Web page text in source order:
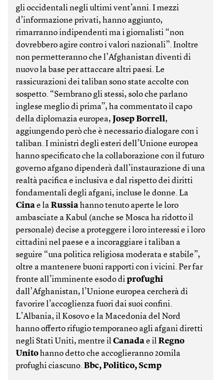
gli occidentali negli ultimi vent’anni. I mezzi
d’informazione privati, hanno aggiunto,
rimarranno indipendenti ma i giornalisti “non
dovrebbero agire contro i valori nazionali”. Inoltre
non permetteranno che l’Afghanistan diventi di
nuovo la base per attaccare altri paesi. Le
rassicurazioni dei taliban sono state accolte con
sospetto. “Sembrano gli stessi, solo che parlano
inglese meglio di prima”, ha commentato il capo
della diplomazia europea, Josep Borrell,
aggiungendo però che è necessario dialogare con i
taliban. I ministri degli esteri dell’Unione europea
hanno specificato che la collaborazione con il futuro
governo afgano dipenderà dall’instaurazione di una
realtà pacifica e inclusiva e dal rispetto dei diritti
fondamentali degli afgani, incluse le donne. La
Cinae laRussiahanno tenuto aperte le loro
ambasciate a Kabul (anche se Mosca ha ridotto il
personale) decise a proteggere i loro interessi e i loro
cittadini nel paese e a incoraggiare i taliban a
seguire “una politica religiosa moderata e stabile”,
oltre a mantenere buoni rapporti con i vicini. Per far
fronte all’imminente esodo diprofughi
dall’Afghanistan, l’Unione europea cercherà di
favorire l’accoglienza fuori dai suoi confini.
L’Albania, il Kosovo e la Macedonia del Nord
hanno offerto rifugio temporaneo agli afgani diretti
negli Stati Uniti, mentre ilCanadae ilRegno
Unitohanno detto che accoglieranno 20mila
profughi ciascuno.Bbc, Politico, Scmp